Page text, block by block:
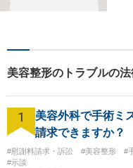
など
域に
ご相
美容整形のトラブルの
1
美容外科で手術ミ
請求できますか？
#慰謝料請求・訴訟 #美容整形 #
#示談